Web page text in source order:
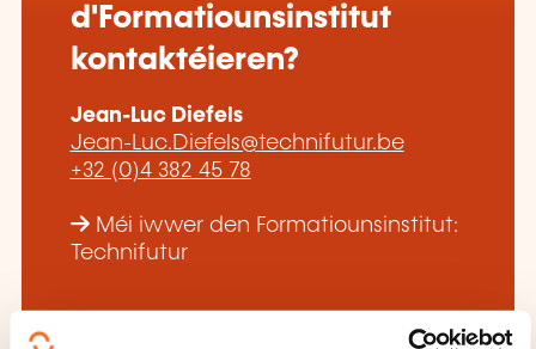
d'Formatiounsinstitut
kontaktéieren?
Jean-Luc Diefels
Jean-Luc.Diefels@technifutur.be
+32 (0)4 382 45 78
Méi iwwer den Formatiounsinstitut:
Technifutur